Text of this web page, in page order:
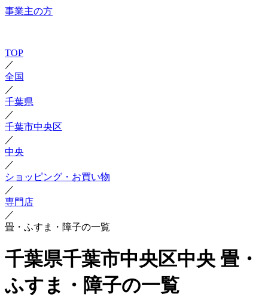
事業主の方
TOP
／
全国
／
千葉県
／
千葉市中央区
／
中央
／
ショッピング・お買い物
／
専門店
／
畳・ふすま・障子の一覧
千葉県千葉市中央区中央 畳・
ふすま・障子の一覧